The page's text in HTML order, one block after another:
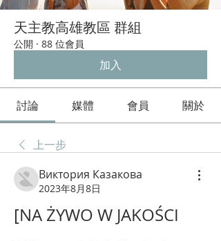
天主教高雄教區 群組
公開 · 88 位會員
加入
討論 媒體 會員 關於
上一步
Виктория Казакова
2023年8月8日
[NA ŻYWO W JAKOŚCI